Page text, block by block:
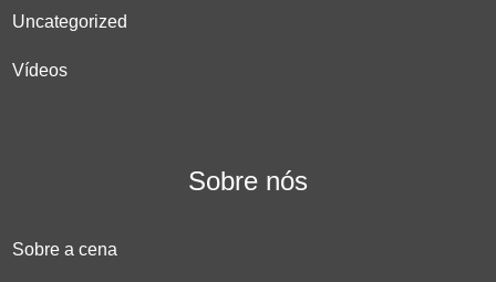
Uncategorized
Vídeos
Sobre nós
Sobre a cena